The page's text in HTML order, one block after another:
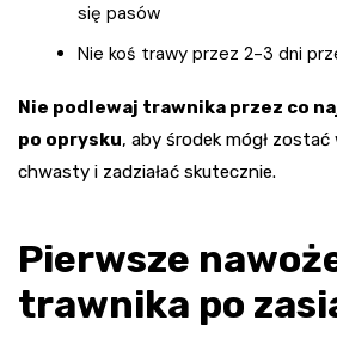
się pasów
Nie koś trawy przez 2-3 dni
Nie podlewaj trawnika przez co
po oprysku, aby środek mógł zostać
chwasty i zadziałać skutecznie.
Pierwsze
trawnika po